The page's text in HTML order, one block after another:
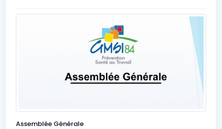
Assemblée Générale